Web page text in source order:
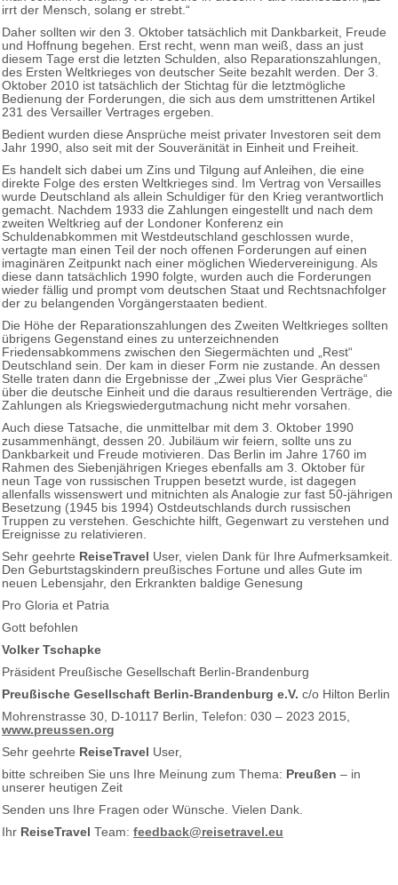
irrt der Mensch, solang er strebt.“
Daher sollten wir den 3. Oktober tatsächlich mit Dankbarkeit, Freude
und Hoffnung begehen. Erst recht, wenn man weiß, dass an just
diesem Tage erst die letzten Schulden, also Reparationszahlungen,
des Ersten Weltkrieges von deutscher Seite bezahlt werden. Der 3.
Oktober 2010 ist tatsächlich der Stichtag für die letztmögliche
Bedienung der Forderungen, die sich aus dem umstrittenen Artikel
231 des Versailler Vertrages ergeben.
Bedient wurden diese Ansprüche meist privater Investoren seit dem
Jahr 1990, also seit mit der Souveränität in Einheit und Freiheit.
Es handelt sich dabei um Zins und Tilgung auf Anleihen, die eine
direkte Folge des ersten Weltkrieges sind. Im Vertrag von Versailles
wurde Deutschland als allein Schuldiger für den Krieg verantwortlich
gemacht. Nachdem 1933 die Zahlungen eingestellt und nach dem
zweiten Weltkrieg auf der Londoner Konferenz ein
Schuldenabkommen mit Westdeutschland geschlossen wurde,
vertagte man einen Teil der noch offenen Forderungen auf einen
imaginären Zeitpunkt nach einer möglichen Wiedervereinigung. Als
diese dann tatsächlich 1990 folgte, wurden auch die Forderungen
wieder fällig und prompt vom deutschen Staat und Rechtsnachfolger
der zu belangenden Vorgängerstaaten bedient.
Die Höhe der Reparationszahlungen des Zweiten Weltkrieges sollten
übrigens Gegenstand eines zu unterzeichnenden
Friedensabkommens zwischen den Siegermächten und „Rest“
Deutschland sein. Der kam in dieser Form nie zustande. An dessen
Stelle traten dann die Ergebnisse der „Zwei plus Vier Gespräche“
über die deutsche Einheit und die daraus resultierenden Verträge, die
Zahlungen als Kriegswiedergutmachung nicht mehr vorsahen.
Auch diese Tatsache, die unmittelbar mit dem 3. Oktober 1990
zusammenhängt, dessen 20. Jubiläum wir feiern, sollte uns zu
Dankbarkeit und Freude motivieren. Das Berlin im Jahre 1760 im
Rahmen des Siebenjährigen Krieges ebenfalls am 3. Oktober für
neun Tage von russischen Truppen besetzt wurde, ist dagegen
allenfalls wissenswert und mitnichten als Analogie zur fast 50-jährigen
Besetzung (1945 bis 1994) Ostdeutschlands durch russischen
Truppen zu verstehen. Geschichte hilft, Gegenwart zu verstehen und
Ereignisse zu relativieren.
Sehr geehrte ReiseTravel User, vielen Dank für Ihre Aufmerksamkeit.
Den Geburtstagskindern preußisches Fortune und alles Gute im
neuen Lebensjahr, den Erkrankten baldige Genesung
Pro Gloria et Patria
Gott befohlen
Volker Tschapke
Präsident Preußische Gesellschaft Berlin-Brandenburg
Preußische Gesellschaft Berlin-Brandenburg e.V. c/o Hilton Berlin
Mohrenstrasse 30, D-10117 Berlin, Telefon: 030 – 2023 2015,
www.preussen.org
Sehr geehrte ReiseTravel User,
bitte schreiben Sie uns Ihre Meinung zum Thema: Preußen – in
unserer heutigen Zeit
Senden uns Ihre Fragen oder Wünsche. Vielen Dank.
Ihr ReiseTravel Team: feedback@reisetravel.eu